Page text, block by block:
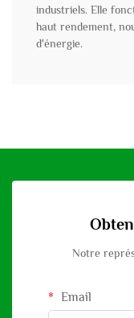
industriels. Elle
haut rendement,
d'énergie.
Notre
Email